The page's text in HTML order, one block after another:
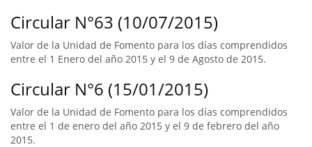
Circular N°63 (10/07/2015)
Valor de la Unidad de Fomento para los días comprendidos
entre el 1 Enero del año 2015 y el 9 de Agosto de 2015.
Circular N°6 (15/01/2015)
Valor de la Unidad de Fomento para los días comprendidos
entre el 1 de enero del año 2015 y el 9 de febrero del año
2015.